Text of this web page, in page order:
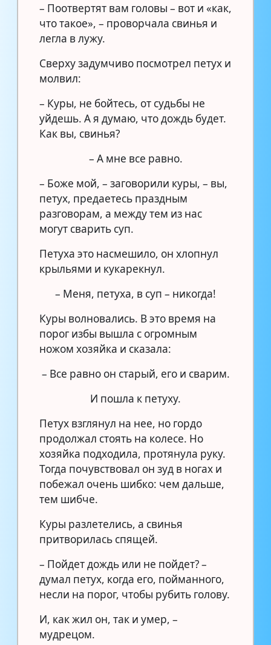
– Поотвертят вам головы – вот и «как,
что такое», – проворчала свинья и
легла в лужу.
Сверху задумчиво посмотрел петух и
молвил:
– Куры, не бойтесь, от судьбы не
уйдешь. А я думаю, что дождь будет.
Как вы, свинья?
– А мне все равно.
– Боже мой, – заговорили куры, – вы,
петух, предаетесь праздным
разговорам, а между тем из нас
могут сварить суп.
Петуха это насмешило, он хлопнул
крыльями и кукарекнул.
– Меня, петуха, в суп – никогда!
Куры волновались. В это время на
порог избы вышла с огромным
ножом хозяйка и сказала:
– Все равно он старый, его и сварим.
И пошла к петуху.
Петух взглянул на нее, но гордо
продолжал стоять на колесе. Но
хозяйка подходила, протянула руку.
Тогда почувствовал он зуд в ногах и
побежал очень шибко: чем дальше,
тем шибче.
Куры разлетелись, а свинья
притворилась спящей.
– Пойдет дождь или не пойдет? –
думал петух, когда его, пойманного,
несли на порог, чтобы рубить голову.
И, как жил он, так и умер, –
мудрецом.